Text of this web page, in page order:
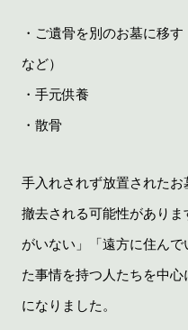
・ご遺骨を別のお墓に移
など）
・手元供養
・散骨
手入れされず放置されたお
撤去される可能性があり
がいない」「遠方に住ん
た事情を持つ人たちを中
になりました。